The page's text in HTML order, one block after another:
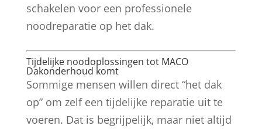
schakelen voor een professionele
noodreparatie op het dak.
Tijdelijke noodoplossingen tot MACO
Dakonderhoud komt
Sommige mensen willen direct “het dak
op” om zelf een tijdelijke reparatie uit te
voeren. Dat is begrijpelijk, maar niet altijd